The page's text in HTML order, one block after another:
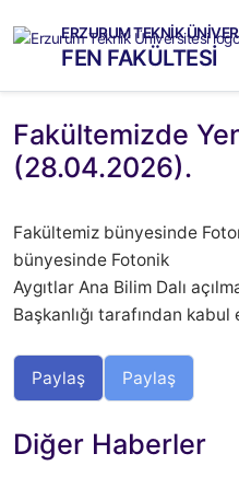
ERZURUM TEKNİK
FEN FAKÜLTESİ
Fakültemizde
(28.04.2026).
Fakültemiz bünyesinde
bünyesinde Fotonik
Aygıtlar Ana Bilim Dalı
Başkanlığı tarafından
Paylaş Paylaş
Diğer Haberler